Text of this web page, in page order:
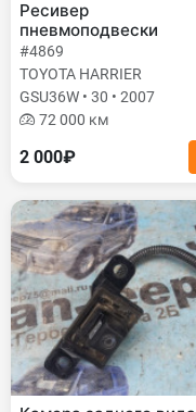
Ресивер
пневмоподвески
#4869
TOYOTA HARRIER
GSU36W • 30 • 2007
72 000 км
2 000₽